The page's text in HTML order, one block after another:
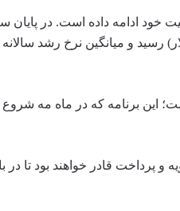
در بازار اوراق قرضه چین به ۳٫۴۶ تریلیون یوان (۴۸۷٫۷ میلیارد دلار) رسید و
این برنامه که در ماه مه
و پرداخت قادر خواهند بود تا در